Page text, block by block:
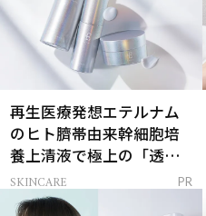
再生医療発想エテルナム
のヒト臍帯由来幹細胞培
養上清液で極上の「透明
感ハリ肌」へ
SKINCARE PR